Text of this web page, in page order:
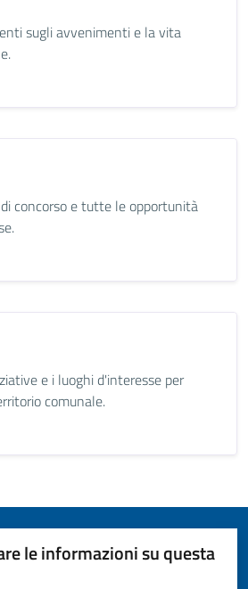
sugli avvenimenti e la vita
concorso e tutte le opportunità
e i luoghi d'interesse per
comunale.
le informazioni su questa